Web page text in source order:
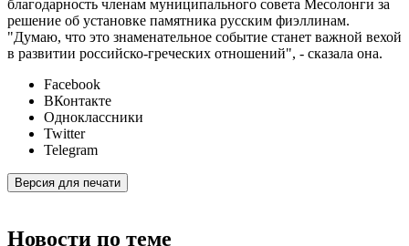
благодарность членам муниципального совета Месолонги за
решение об установке памятника русским фиэллинам.
"Думаю, что это знаменательное событие станет важной вехой
в развитии российско-греческих отношений", - сказала она.
Facebook
ВКонтакте
Одноклассники
Twitter
Telegram
Версия для печати
Новости по теме